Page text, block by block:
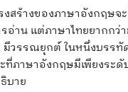
งสร้างของภาษาอังกฤษจ
อ่าน แต่ภาษาไทยยากกว่า
มีวรรณยุกต์ ในหนึ่งบรร
ภาษาอังกฤษมีเพียงระดั
บาย